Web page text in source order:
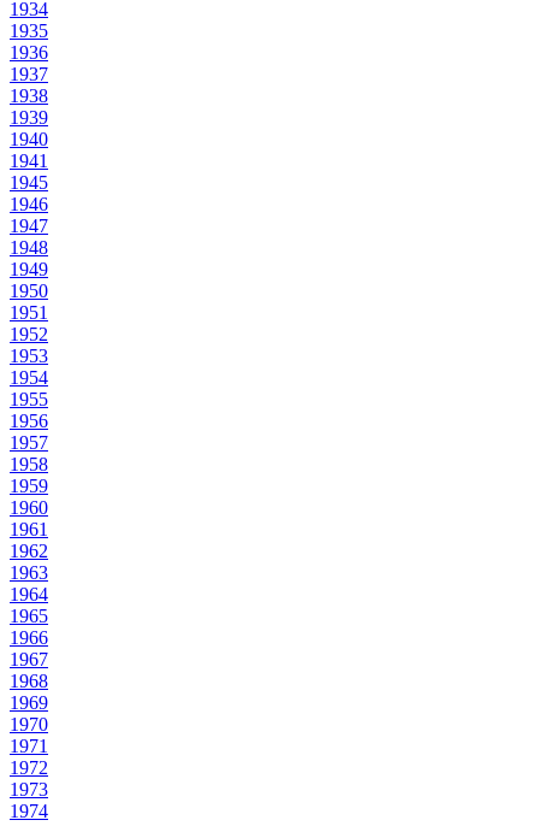
1934
1935
1936
1937
1938
1939
1940
1941
1945
1946
1947
1948
1949
1950
1951
1952
1953
1954
1955
1956
1957
1958
1959
1960
1961
1962
1963
1964
1965
1966
1967
1968
1969
1970
1971
1972
1973
1974